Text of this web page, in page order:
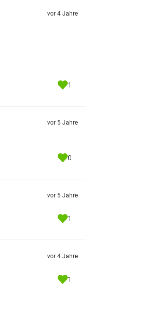
vor 4 Jahre
1
vor 5 Jahre
0
vor 5 Jahre
1
vor 4 Jahre
1